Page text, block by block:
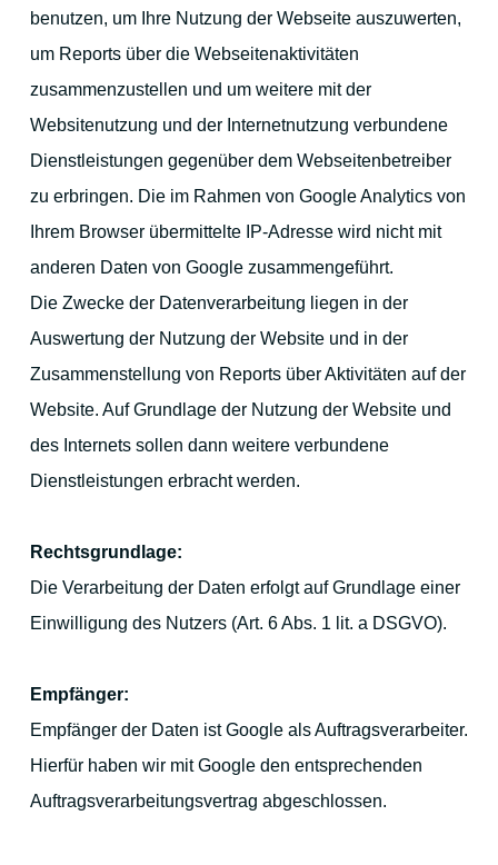
benutzen, um Ihre Nutzung der Webseite auszuwerten,
um Reports über die Webseitenaktivitäten
zusammenzustellen und um weitere mit der
Websitenutzung und der Internetnutzung verbundene
Dienstleistungen gegenüber dem Webseitenbetreiber
zu erbringen. Die im Rahmen von Google Analytics von
Ihrem Browser übermittelte IP-Adresse wird nicht mit
anderen Daten von Google zusammengeführt.
Die Zwecke der Datenverarbeitung liegen in der
Auswertung der Nutzung der Website und in der
Zusammenstellung von Reports über Aktivitäten auf der
Website. Auf Grundlage der Nutzung der Website und
des Internets sollen dann weitere verbundene
Dienstleistungen erbracht werden.
Rechtsgrundlage:
Die Verarbeitung der Daten erfolgt auf Grundlage einer
Einwilligung des Nutzers (Art. 6 Abs. 1 lit. a DSGVO).
Empfänger:
Empfänger der Daten ist Google als Auftragsverarbeiter.
Hierfür haben wir mit Google den entsprechenden
Auftragsverarbeitungsvertrag abgeschlossen.